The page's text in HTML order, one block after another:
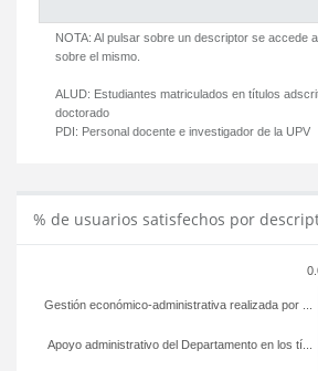
NOTA: Al pulsar sobre un descriptor se accede
sobre el mismo.
ALUD: Estudiantes matriculados en títulos
doctorado
PDI: Personal docente e investigador de la UPV
% de usuarios satisfechos por
Apoyo administrativo del Departamento en los tí...
Gestión económico-administrativa realizada por ...